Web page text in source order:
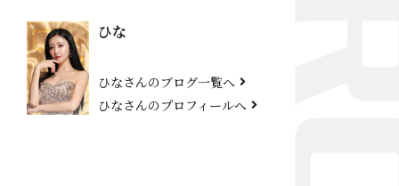
ひな
ひなさんのブログ一覧へ
ひなさんのプロフィールへ